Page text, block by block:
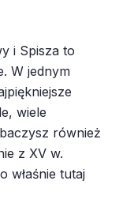
i Spisza to
W jednym
wiele
również
z XV w.
właśnie tutaj